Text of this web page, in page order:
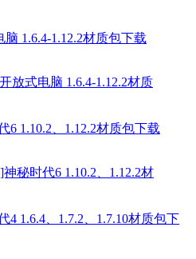
1.6.4-1.12.2材质包下载
6 1.10.2、1.12.2材质包下载
4 1.6.4、1.7.2、1.7.10材质包下